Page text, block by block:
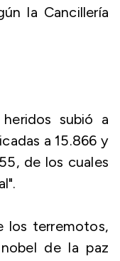
la Cancillería
subió a
a 15.866 y
de los cuales
los terremotos,
de la paz